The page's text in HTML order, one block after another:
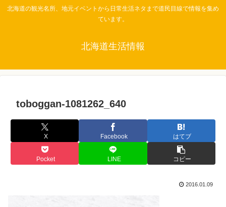
北海道の観光名所、地元イベントから日常生活ネタまで道民目線で情報を集め
ています。
北海道生活情報
toboggan-1081262_640
X Facebook はてブ
Pocket LINE コピー
2016.01.09